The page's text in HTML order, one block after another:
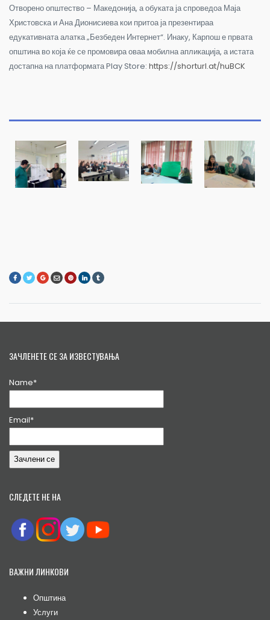
Отворено општество – Македонија, а обуката ја спроведоа Маја
Христовска и Ана Дионисиева кои притоа ја презентираа
едукативната алатка „Безбеден Интернет“. Инаку, Карпош е првата
општина во која ќе се промовира оваа мобилна апликација, а истата
достапна на платформата Play Store: https://shorturl.at/huBCK
ЗАЧЛЕНЕТЕ СЕ ЗА ИЗВЕСТУВАЊА
Name*
Email*
СЛЕДЕТЕ НЕ НА
ВАЖНИ ЛИНКОВИ
Општина
Услуги